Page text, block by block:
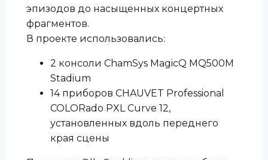
эпизодов до насыщенных концертных
фрагментов.
В проекте использовались:
2 консоли ChamSys MagicQ MQ500M
Stadium
14 приборов CHAUVET Professional
COLORado PXL Curve 12,
установленных вдоль переднего
края сцены